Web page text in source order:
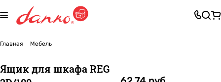
Главная Мебель
Ящик для шкафа REG